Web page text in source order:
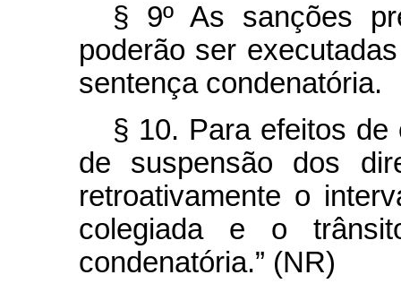
§ 9º As sanções
poderão ser
sentença condenatória.
§ 10. Para efeitos
de suspensão dos
retroativamente o
colegiada e o
condenatória.” (NR)